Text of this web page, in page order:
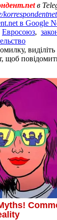
в
korrespondentnet
в Google
Евросоюз,
виділіть
щоб